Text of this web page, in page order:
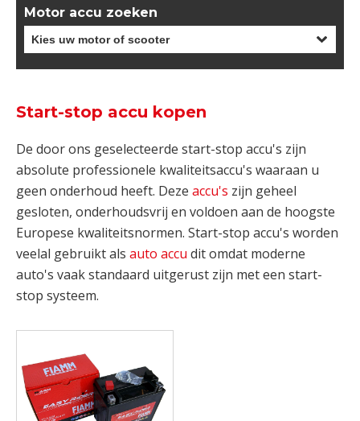
Motor accu zoeken
Start-stop accu kopen
De door ons geselecteerde start-stop accu's zijn
absolute professionele kwaliteitsaccu's waaraan u
geen onderhoud heeft. Deze accu's zijn geheel
gesloten, onderhoudsvrij en voldoen aan de hoogste
Europese kwaliteitsnormen. Start-stop accu's worden
veelal gebruikt als auto accu dit omdat moderne
auto's vaak standaard uitgerust zijn met een start-
stop systeem.